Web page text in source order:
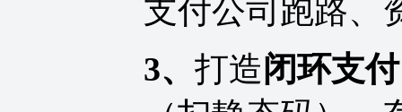
支付公司跑路、
3、 打造闭环支付